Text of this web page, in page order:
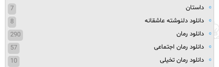
داستان
7
دانلود دلنوشته عاشقانه
8
دانلود رمان
290
دانلود رمان اجتماعی
57
دانلود رمان تخیلی
10